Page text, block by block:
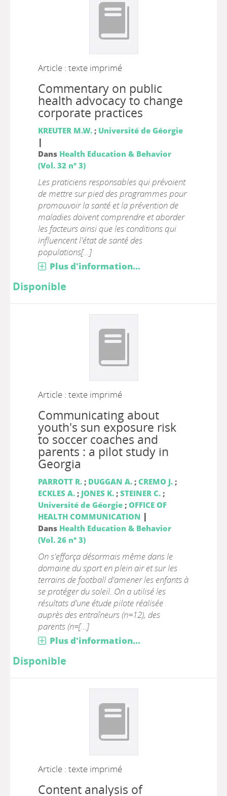
Article : texte imprimé
Commentary on public
health advocacy to change
corporate practices
KREUTER M.W.; Université de Géorgie
|
Dans Health Education & Behavior
(Vol. 32 n° 3)
Les praticiens responsables qui prévoient
de mettre sur pied des programmes pour
promouvoir la santé et la prévention de
maladies doivent comprendre et aborder
les facteurs ainsi que les conditions qui
influencent l'état de santé des
populations[...]
Plus d'information...
Disponible
Article : texte imprimé
Communicating about
youth's sun exposure risk
to soccer coaches and
parents : a pilot study in
Georgia
PARROTT R.; DUGGAN A.; CREMO J.;
ECKLES A.; JONES K.; STEINER C.;
Université de Géorgie; OFFICE OF
HEALTH COMMUNICATION |
Dans Health Education & Behavior
(Vol. 26 n° 3)
On s'efforça désormais même dans le
domaine du sport en plein air et sur les
terrains de football d'amener les enfants à
se protéger du soleil. On a utilisé les
résultats d'une étude pilote réalisée
auprès des entraîneurs (n=12), des
parents (n=[...]
Plus d'information...
Disponible
Article : texte imprimé
Content analysis of